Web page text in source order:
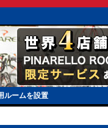
ルームを設置